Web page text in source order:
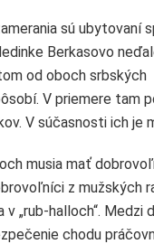
sú ubytovaní
Berkasovo
od oboch srbských
V priemere tam
V súčasnosti ich je
musia mať
z mužských
„rub-halloch“. Medzi
chodu